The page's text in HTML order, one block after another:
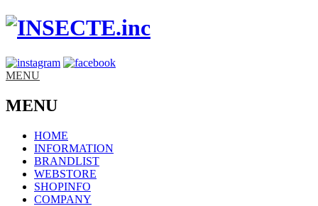
MENU
MENU
HOME
INFORMATION
BRANDLIST
WEBSTORE
SHOPINFO
COMPANY